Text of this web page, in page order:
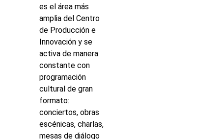
es el área más
amplia del Centro
de Producción e
Innovación y se
activa de manera
constante con
programación
cultural de gran
formato:
conciertos, obras
escénicas, charlas,
mesas de diálogo